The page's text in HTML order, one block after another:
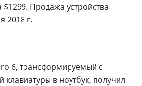
$1299. Продажа устройства
2018 г.
6, трансформируемый с
клавиатуры в ноутбук, получил